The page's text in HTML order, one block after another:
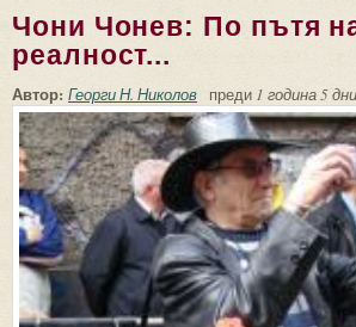
Чони Чонев: По пътя
реалност...
Автор: Георги Н. Николов преди 1 година 5 дни